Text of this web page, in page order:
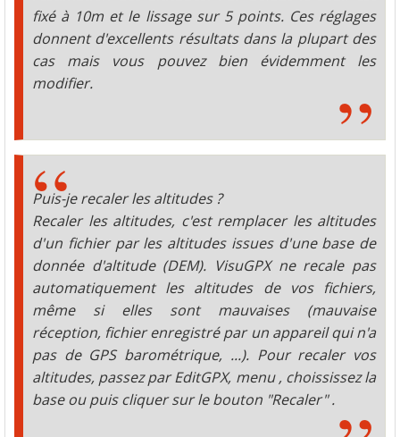
fixé à 10m et le lissage sur 5 points. Ces réglages
donnent d'excellents résultats dans la plupart des
cas mais vous pouvez bien évidemment les
modifier.
Puis-je recaler les altitudes ?
Recaler les altitudes, c'est remplacer les altitudes
d'un fichier par les altitudes issues d'une base de
donnée d'altitude (DEM). VisuGPX ne recale pas
automatiquement les altitudes de vos fichiers,
même si elles sont mauvaises (mauvaise
réception, fichier enregistré par un appareil qui n'a
pas de GPS barométrique, ...). Pour recaler vos
altitudes, passez par EditGPX, menu , choississez la
base ou puis cliquer sur le bouton "Recaler" .